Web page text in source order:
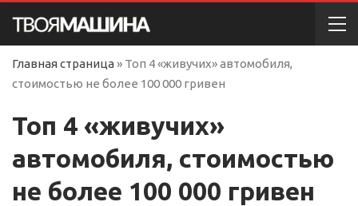
Главная страница » Топ 4 «живучих» автомобиля,
стоимостью не более 100 000 гривен
Топ 4 «живучих»
автомобиля, стоимостью
не более 100 000 гривен